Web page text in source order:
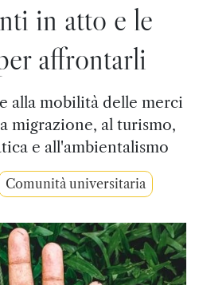
in atto e le
affrontarli
alla mobilità delle merci
migrazione, al turismo,
e all'ambientalismo
Comunità universitaria